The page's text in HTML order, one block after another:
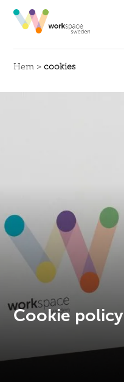
Hem >cookies
Cookie policy